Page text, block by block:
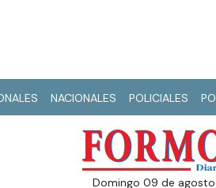
NACIONALES POLICIALES
domingo 09 de